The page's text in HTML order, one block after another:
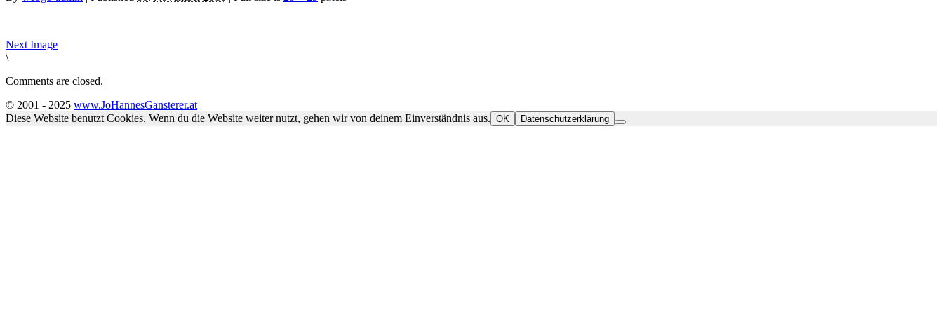
Next Image
\
Comments are closed.
© 2001 - 2025 www.JoHannesGansterer.at
Diese Website benutzt Cookies. Wenn du die Website weiter nutzt, gehen wir von deinem Einverständnis aus. OK Datenschutzerklärung